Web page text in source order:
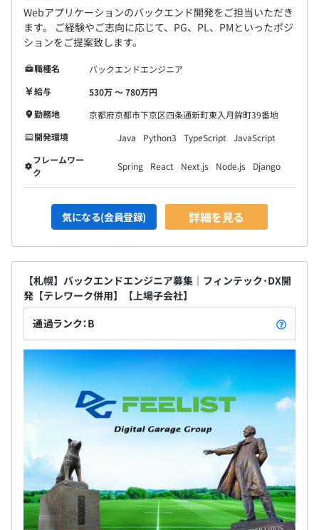
Webアプリケーションのバックエンド開発をご担当いただき
ます。 ご経験やご志向に応じて、PG、PL、PMといったポジ
ションをご提案致します。
職種名
バックエンドエンジニア
給与
530万 〜 780万円
勤務地
京都府京都市下京区四条通新町東入月鉾町39番地
開発環境
Java Python3 TypeScript
JavaScript
フレームワー
ク
Spring React Next.js Node.js Django
気になる(会員登録) 詳細を見る
【札幌】バックエンドエンジニア募集｜フィンテック･DX開
発【テレワーク併用】【上場子会社】
通過ランク：B